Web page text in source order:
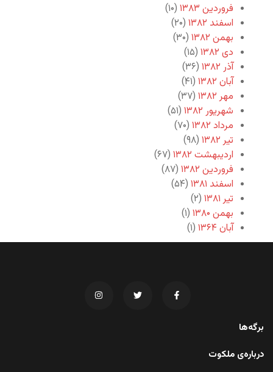
فروردین ۱۳۸۳
(۱۰)
اسفند ۱۳۸۲
(۲۰)
بهمن ۱۳۸۲
(۳۰)
دی ۱۳۸۲
(۱۵)
آذر ۱۳۸۲
(۳۶)
آبان ۱۳۸۲
(۴۱)
مهر ۱۳۸۲
(۳۷)
شهریور ۱۳۸۲
(۵۱)
مرداد ۱۳۸۲
(۷۰)
تیر ۱۳۸۲
(۹۸)
اردیبهشت ۱۳۸۲
(۶۷)
فروردین ۱۳۸۲
(۸۷)
اسفند ۱۳۸۱
(۵۴)
تیر ۱۳۸۱
(۲)
بهمن ۱۳۸۰
(۱)
آبان ۱۳۶۴
(۱)
برگه‌ها
درباره‌ی ملکوت